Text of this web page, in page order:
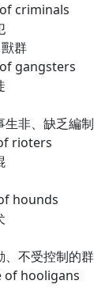
criminals
群
gangsters
非、缺乏編制
rioters
hounds
、不受控制的
of hooligans